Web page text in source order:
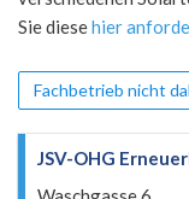
Sie diesehier
Fachbetrieb nicht
JSV-OHG